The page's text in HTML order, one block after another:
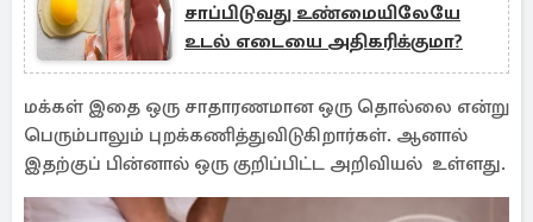
சாப்பிடுவது உண்மையிலேயே
உடல் எடையை அதிகரிக்குமா?
மக்கள் இதை ஒரு சாதாரணமான ஒரு தொல்லை என்று
பெரும்பாலும் புறக்கணித்துவிடுகிறார்கள். ஆனால்
இதற்குப் பின்னால் ஒரு குறிப்பிட்ட அறிவியல் உள்ளது.